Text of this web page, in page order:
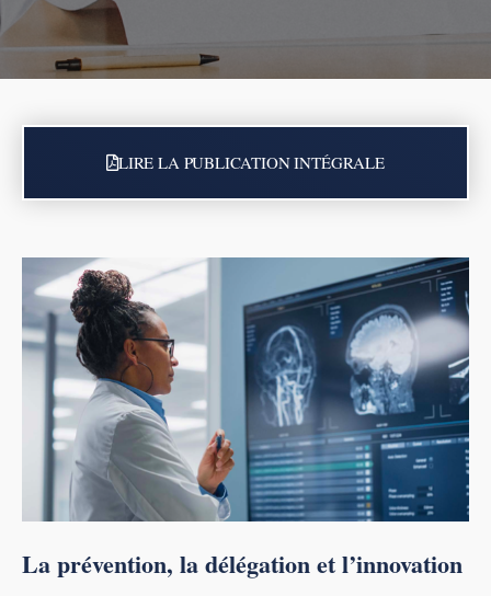
LIRE LA PUBLICATION INTÉGRALE
La prévention, la délégation et l’innovation